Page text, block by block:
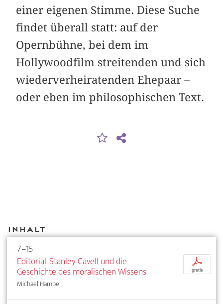
einer eigenen Stimme. Diese Suche
findet überall statt: auf der
Opernbühne, bei dem im
Hollywoodfilm streitenden und sich
wiederverheiratenden Ehepaar –
oder eben im philosophischen Text.
Inhalt
7–15
Editorial. Stanley Cavell und die
Geschichte des moralischen Wissens
Michael Hampe
p
gratis